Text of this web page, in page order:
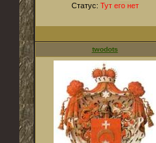
Статус: Тут его нет
twodots